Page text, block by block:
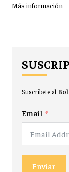
Más información
Suscríbete al
Email
Enviar